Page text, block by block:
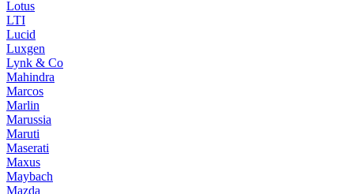
Lotus
LTI
Lucid
Luxgen
Lynk & Co
Mahindra
Marcos
Marlin
Marussia
Maruti
Maserati
Maxus
Maybach
Mazda